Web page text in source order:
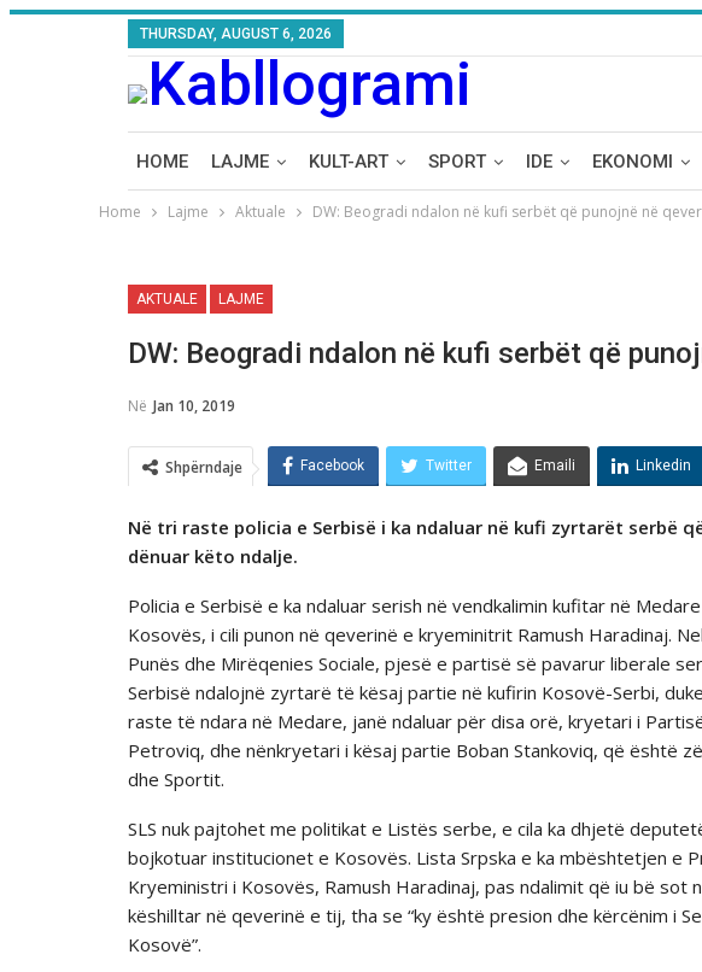
THURSDAY, AUGUST 6, 2026
HOME LAJME KULT-ART SPORT IDE EKONOMI
Home Lajme Aktuale DW: Beogradi ndalon në kufi serbët që punojnë në
AKTUALE LAJME
DW: Beogradi ndalon në kufi serbët që
Në Jan 10, 2019
Shpërndaje Facebook Twitter Emaili Linkedin
Në tri raste policia e Serbisë i ka ndaluar në kufi zyrtarët serbë
dënuar këto ndalje.
Policia e Serbisë e ka ndaluar serish në vendkalimin kufitar në
Kosovës, i cili punon në qeverinë e kryeminitrit Ramush Haradinaj.
Punës dhe Mirëqenies Sociale, pjesë e partisë së pavarur liberale
Serbisë ndalojnë zyrtarë të kësaj partie në kufirin Kosovë-Serbi,
raste të ndara në Medare, janë ndaluar për disa orë, kryetari i
Petroviq, dhe nënkryetari i kësaj partie Boban Stankoviq, që është
dhe Sportit.
SLS nuk pajtohet me politikat e Listës serbe, e cila ka dhjetë
bojkotuar institucionet e Kosovës. Lista Srpska e ka mbështetjen e
Kryeministri i Kosovës, Ramush Haradinaj, pas ndalimit që iu bë sot
këshilltar në qeverinë e tij, tha se “ky është presion dhe kërcënim i
Kosovë”.